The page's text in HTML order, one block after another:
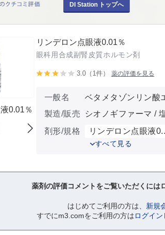
DI Station トップへ
0.01％
リンデロン点眼液0.01％
眼科用合成副腎皮質ホルモン剤
3.0（1件） 薬の評価を見る
一般名
ベタメタゾンリン酸
製造/販売
シオノギファーマ /
剤形/規格
リンデロン点眼液
すべて見る
薬剤の評価コメントをご覧いただくには
はじめてご利用の方は、 新規
すでにm3.comをご利用の方はログイン